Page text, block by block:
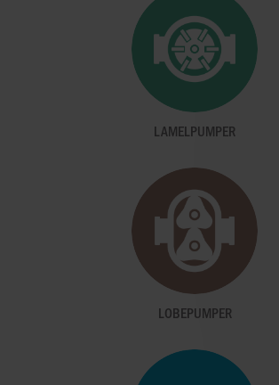
LAMELPUMPER
LOBEPUMPER